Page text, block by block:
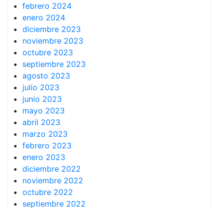
febrero 2024
enero 2024
diciembre 2023
noviembre 2023
octubre 2023
septiembre 2023
agosto 2023
julio 2023
junio 2023
mayo 2023
abril 2023
marzo 2023
febrero 2023
enero 2023
diciembre 2022
noviembre 2022
octubre 2022
septiembre 2022